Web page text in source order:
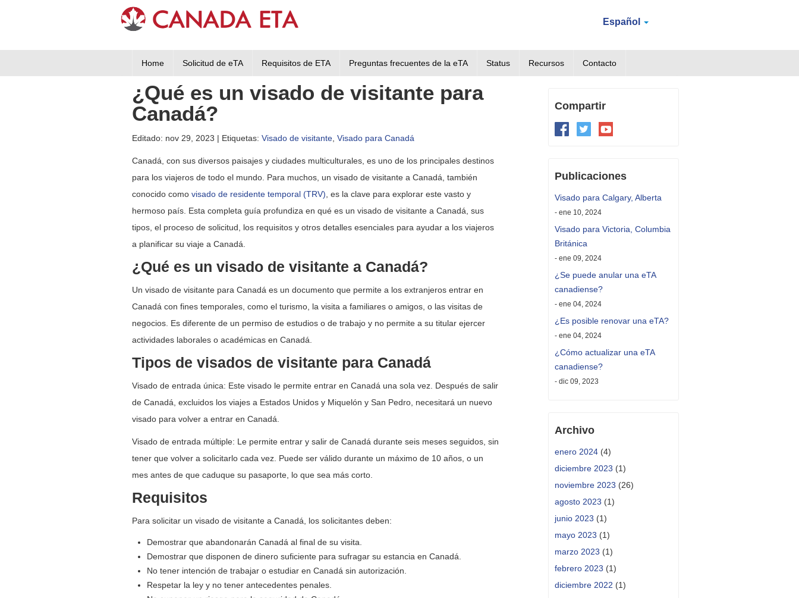
Español
Home Solicitud de eTA Requisitos de ETA Preguntas frecuentes de la eTA Status Recursos Contacto
¿Qué es un visado de visitante para
Canadá?
Editado: nov 29, 2023 | Etiquetas: Visado de visitante Visado para Canadá
Canadá, con sus diversos paisajes y ciudades multiculturales, es uno de los principales destinos
para los viajeros de todo el mundo. Para muchos, un visado de visitante a Canadá, también
conocido como visado de residente temporal (TRV) , es la clave para explorar este vasto y
hermoso país. Esta completa guía profundiza en qué es un visado de visitante a Canadá, sus
tipos, el proceso de solicitud, los requisitos y otros detalles esenciales para ayudar a los viajeros
a planificar su viaje a Canadá.
¿Qué es un visado de visitante a Canadá?
Un visado de visitante para Canadá es un documento que permite a los extranjeros entrar en
Canadá con fines temporales, como el turismo, la visita a familiares o amigos, o las visitas de
negocios. Es diferente de un permiso de estudios o de trabajo y no permite a su titular ejercer
actividades laborales o académicas en Canadá.
Tipos de visados de visitante para Canadá
Visado de entrada única: Este visado le permite entrar en Canadá una sola vez. Después de salir
de Canadá, excluidos los viajes a Estados Unidos y Miquelón y San Pedro, necesitará un nuevo
visado para volver a entrar en Canadá.
Visado de entrada múltiple: Le permite entrar y salir de Canadá durante seis meses seguidos, sin
tener que volver a solicitarlo cada vez. Puede ser válido durante un máximo de 10 años, o un
mes antes de que caduque su pasaporte, lo que sea más corto.
Requisitos
Para solicitar un visado de visitante a Canadá, los solicitantes deben:
Demostrar que abandonarán Canadá al final de su visita.
Demostrar que disponen de dinero suficiente para sufragar su estancia en Canadá.
No tener intención de trabajar o estudiar en Canadá sin autorización.
Respetar la ley y no tener antecedentes penales.
Compartir
Publicaciones
Visado para Calgary, Alberta
- ene 10, 2024
Visado para Victoria, Columbia
Británica
- ene 09, 2024
¿Se puede anular una eTA
canadiense?
- ene 04, 2024
¿Es posible renovar una eTA?
- ene 04, 2024
¿Cómo actualizar una eTA
canadiense?
- dic 09, 2023
Archivo
enero 2024 (4)
diciembre 2023 (1)
noviembre 2023 (26)
agosto 2023 (1)
junio 2023 (1)
mayo 2023 (1)
marzo 2023 (1)
febrero 2023 (1)
diciembre 2022 (1)